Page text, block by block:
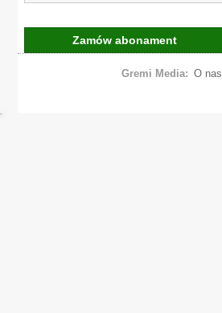
Zamów abonament
Gremi Media: O nas